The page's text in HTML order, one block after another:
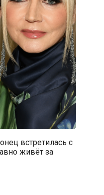
встретилась с
живёт за